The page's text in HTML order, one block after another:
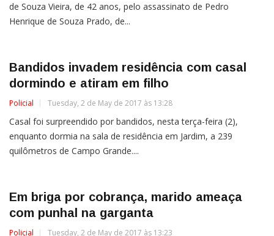
de Souza Vieira, de 42 anos, pelo assassinato de Pedro
Henrique de Souza Prado, de...
Bandidos invadem residência com casal
dormindo e atiram em filho
Policial Tuesday, 2 de May de 2017 às 13:28
Casal foi surpreendido por bandidos, nesta terça-feira (2),
enquanto dormia na sala de residência em Jardim, a 239
quilômetros de Campo Grande....
Em briga por cobrança, marido ameaça
com punhal na garganta
Policial Tuesday, 2 de May de 2017 às 13:23